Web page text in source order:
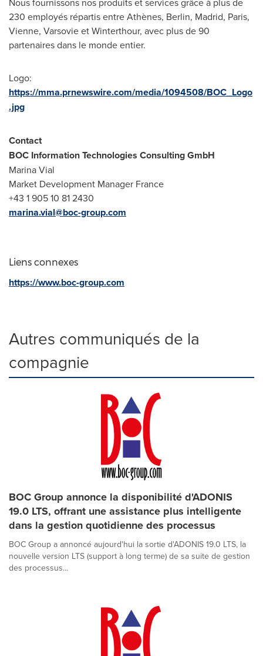
230 employés répartis entre Athènes, Berlin, Madrid, Paris,
Vienne, Varsovie et Winterthour, avec plus de 90
partenaires dans le monde entier.
Logo:
https://mma.prnewswire.com/media/1094508/BOC_Logo
.jpg
Contact
BOC Information Technologies Consulting GmbH
Marina Vial
Market Development Manager France
+43 1 905 10 81 2430
marina.vial@boc-group.com
Liens connexes
https://www.boc-group.com
Autres communiqués de la
compagnie
BOC Group annonce la disponibilité d'ADONIS
19.0 LTS, offrant une assistance plus intelligente
dans la gestion quotidienne des processus
BOC Group a annoncé aujourd'hui la sortie d'ADONIS 19.0 LTS, la
nouvelle version LTS (support à long terme) de sa suite de gestion
des processus...